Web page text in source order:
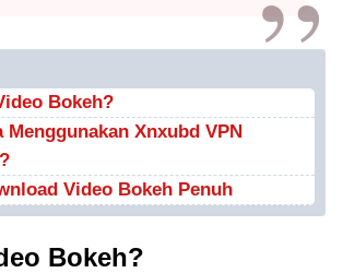
Bokeh?
Menggunakan Xnxubd VPN
Video Bokeh Penuh
Bokeh?